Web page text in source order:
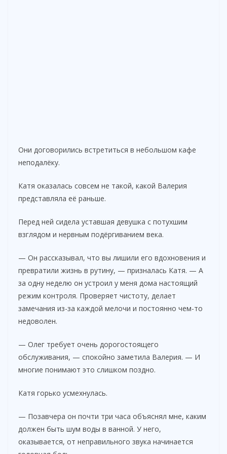
Они договорились встретиться в небольшом кафе
неподалёку.
Катя оказалась совсем не такой, какой Валерия
представляла её раньше.
Перед ней сидела уставшая девушка с потухшим
взглядом и нервным подёргиванием века.
— Он рассказывал, что вы лишили его вдохновения и
превратили жизнь в рутину, — призналась Катя. — А
за одну неделю он устроил у меня дома настоящий
режим контроля. Проверяет чистоту, делает
замечания из-за каждой мелочи и постоянно чем-то
недоволен.
— Олег требует очень дорогостоящего
обслуживания, — спокойно заметила Валерия. — И
многие понимают это слишком поздно.
Катя горько усмехнулась.
— Позавчера он почти три часа объяснял мне, каким
должен быть шум воды в ванной. У него,
оказывается, от неправильного звука начинается